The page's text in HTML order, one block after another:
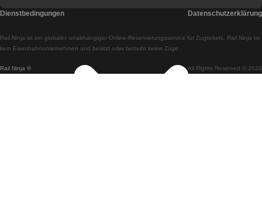
Züge von Lissabon nach Braga
Züge von Braga nach Lissabon
Rail Ninja ® All Rights Reserved © 2026
Rail.Ninja ist ein globaler, unabhängiger Online-Reservierungsservice für Zugtickets. Rail Ninja ist
kein Eisenbahnunternehmen und besitzt oder betreibt keine Züge.
Dienstbedingungen Datenschutzerklärung